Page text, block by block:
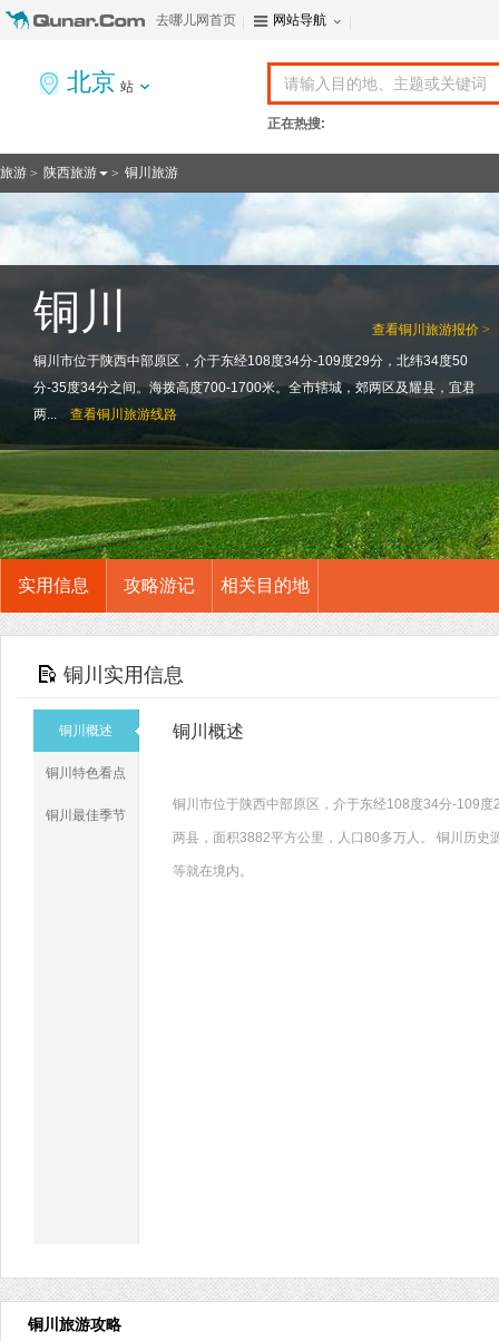
去哪儿网首页 网站导航
北京 站
正在热搜:
旅游 > 陕西旅游 > 铜川旅游
查看铜川旅游报价 >
铜川
铜川市位于陕西中部原区，介于东经108度34分-109度29分，北纬34度50
分-35度34分之间。海拨高度700-1700米。全市辖城，郊两区及耀县，宜君
两...
查看铜川旅游线路
实用信息 攻略游记 相关目的地
铜川实用信息
铜川概述
铜川特色看点
铜川最佳季节
铜川概述
铜川市位于陕西中部原区，介于东经108度34分-109
两县，面积3882平方公里，人口80多万人。 铜川历史
等就在境内。
铜川旅游攻略